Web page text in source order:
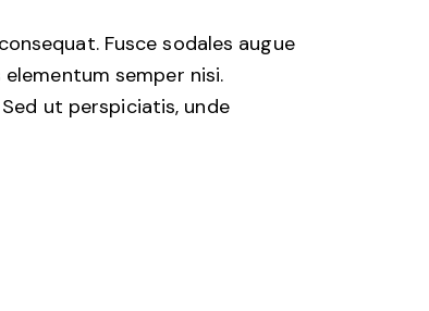
Fusce sodales augue
semper nisi.
ut perspiciatis, unde